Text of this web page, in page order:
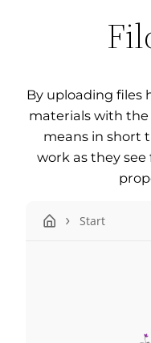
By uploading files
materials with the
means in short
work as they see
Start